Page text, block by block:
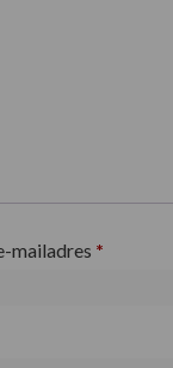
mailadres *